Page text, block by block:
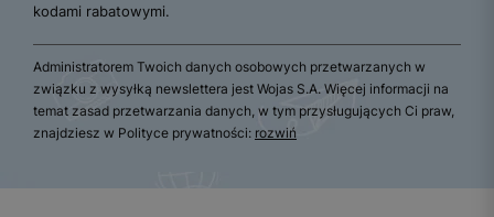
kodami rabatowymi.
Administratorem Twoich danych osobowych przetwarzanych w
związku z wysyłką newslettera jest Wojas S.A. Więcej informacji na
temat zasad przetwarzania danych, w tym przysługujących Ci praw,
znajdziesz w Polityce prywatności: rozwiń